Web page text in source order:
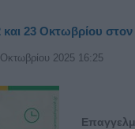
και 23 Οκτωβρίου
2025 16:25